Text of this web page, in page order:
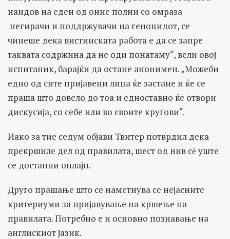
наидов на еден од оние полни со омраза
негирачи и поддржувачи на геноцидот, се
чинеше дека вистинската работа е да се запре
таквата содржина да не оди понатаму“, вели овој
испитаник, барајќи да остане анонимен. „Можеби
едно од сите пријавени лица ќе застане и ќе се
праша што довело до тоа и едноставно ќе отвори
дискусија, со себе или во своите кругови“.
Иако за тие седум објави Твитер потврдил дека
прекршиле дел од правилата, шест од нив сѐ уште
се достапни онлајн.
Друго прашање што се наметнува се нејасните
критериуми за пријавување на кршење на
правилата. Потребно е и основно познавање на
англискиот јазик.